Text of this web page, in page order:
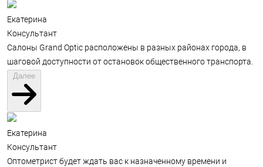
Екатерина
Консультант
Салоны Grand Optic расположены в разных районах города, в
шаговой доступности от остановок общественного транспорта.
Далее
Екатерина
Консультант
Оптометрист будет ждать вас к назначенному времени и